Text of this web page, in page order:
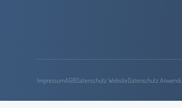
ImpressumAGBDatenschutz WebsiteDatenschutz